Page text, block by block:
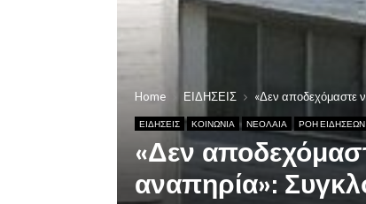
Home ΕΙΔΗΣΕΙΣ «Δεν αποδεχόμαστε
ΕΙΔΗΣΕΙΣ ΚΟΙΝΩΝΙΑ ΝΕΟΛΑΙΑ ΡΟΗ ΕΙΔΗΣΕΩΝ
«Δεν
αναπηρία»: